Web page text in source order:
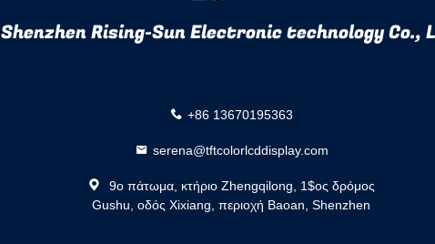
Shenzhen Rising-Sun Electronic technology Co.,
+86 13670195363
serena@tftcolorlcddisplay.com
9ο πάτωμα, κτήριο Zhengqilong, 1$ος δρόμος
Gushu, οδός Xixiang, περιοχή Baoan, Shenzhen